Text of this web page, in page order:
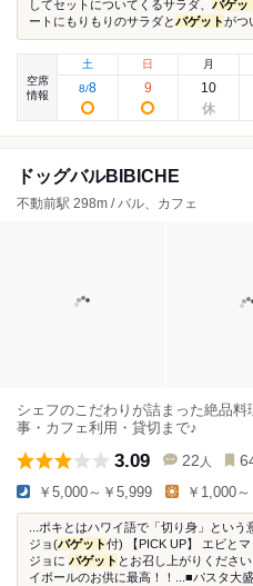
してセットについてくるサラダ、 バゲッ
ートにもりもりのサラダとバゲットがつ
空席
情報
土
8/8
日
9
月
10
ドッグバルBIBICHE
不動前駅 298m / バル、カフェ
シェフのこだわりが詰まった絶品
事・カフェ利用・貸切まで♪
3.09 22 人
￥5,000～￥5,999 ￥1,000
...ポキとはハワイ語で「切り身」とい
ジョ(バゲット付) 【PICK UP】 エビと
ジョに バゲット とお召し上がりくださ
イボールのお供に最高！！...■パスタ大